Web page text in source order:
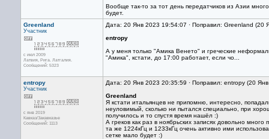
Вообще так-то за тот день передатчиков из Азии
будет.
Greenland
Участник
с июл 2009
Латвия, Рига. Латгалия.
Сообщений: 5323
Дата: 20 Янв 2023 19:54:07 · Поправил: Greenland (20
entropy
А у меня только "Амика Венето" и греческие
"Амика", кстати, до 17:00 работает, если чо...
entropy
Участник
с янв 2019
Кавказ/Закавказье
Сообщений: 1113
Дата: 20 Янв 2023 20:35:59 · Поправил: entropy (20
Greenland
Я кстати итальянцев не припомню, интересно,
неуловимый, сколько ни пытался специально, при
получилось и то спустя время нашёл :)
А греков как раз в ноябрьских записях довольно
та же 1224кГц и 1233кГц очень активно ими
сетке мало будет :)